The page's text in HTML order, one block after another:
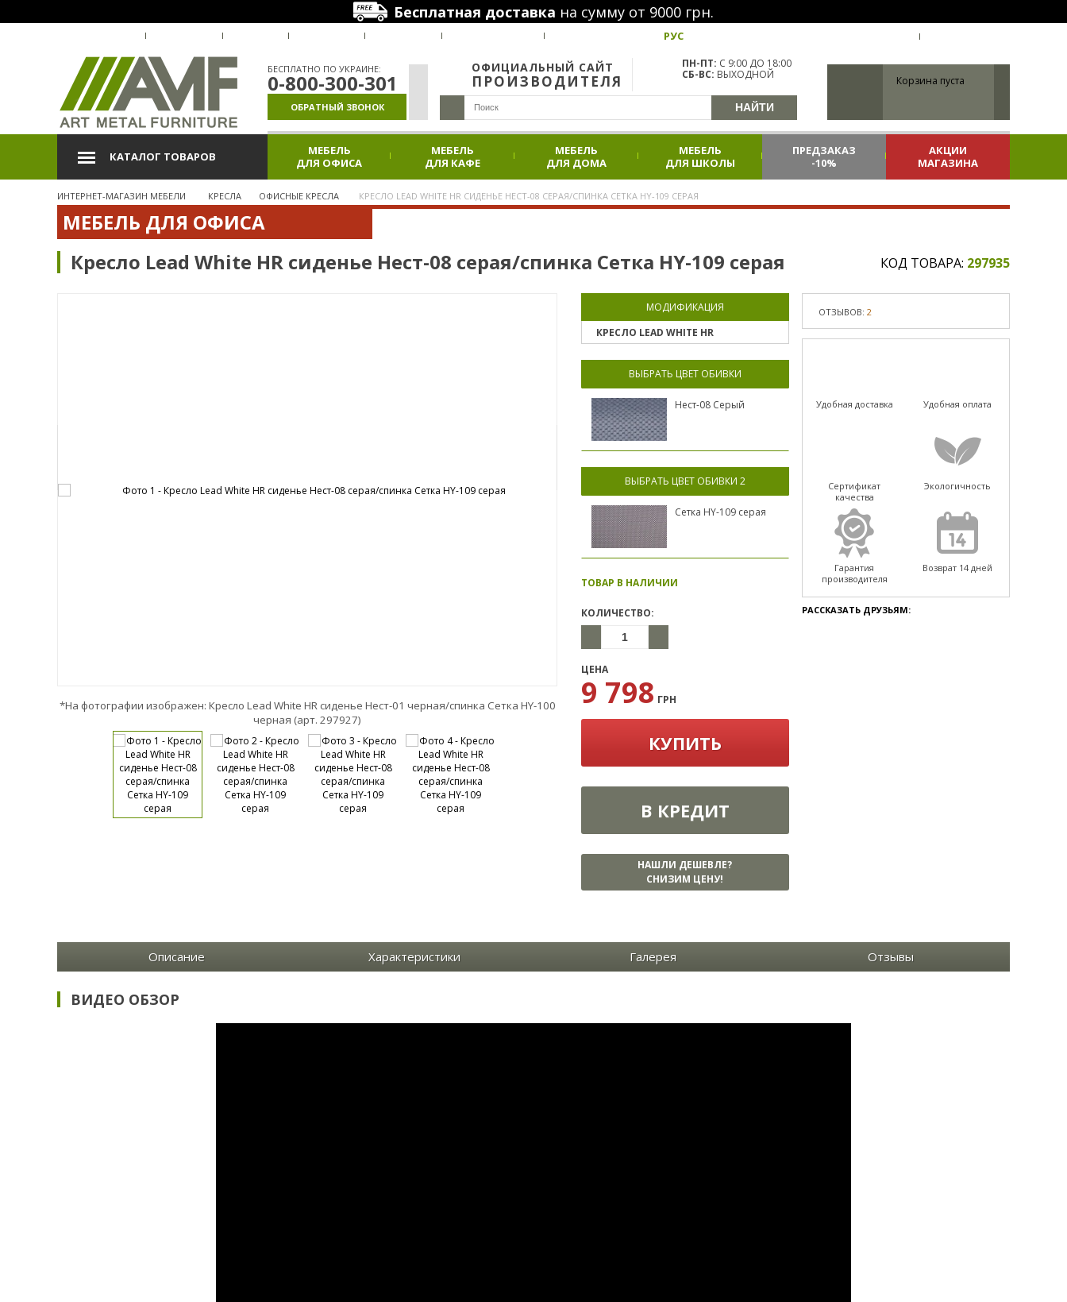
Бесплатная доставка на сумму от 9000 грн.
РУС
БЕСПЛАТНО ПО УКРАИНЕ:
0-800-300-301
ОБРАТНЫЙ ЗВОНОК
ОФИЦИАЛЬНЫЙ САЙТ
ПРОИЗВОДИТЕЛЯ
ПН-ПТ: С 9:00 ДО 18:00
СБ-ВС: ВЫХОДНОЙ Корзина пуста
КАТАЛОГ ТОВАРОВ
МЕБЕЛЬ
ДЛЯ ОФИСА
МЕБЕЛЬ
ДЛЯ КАФЕ
МЕБЕЛЬ
ДЛЯ ДОМА
МЕБЕЛЬ
ДЛЯ ШКОЛЫ
ПРЕДЗАКАЗ
-10%
АКЦИИ
МАГАЗИНА
ИНТЕРНЕТ-МАГАЗИН МЕБЕЛИ КРЕСЛА ОФИСНЫЕ КРЕСЛА КРЕСЛО LEAD WHITE HR СИДЕНЬЕ НЕСТ-08 СЕРАЯ/СПИНКА СЕТКА HY-109 СЕРАЯ
МЕБЕЛЬ ДЛЯ ОФИСА
Кресло Lead White HR сиденье Нест-08 серая/спинка Сетка HY-109 серая
КОД ТОВАРА: 297935
*На фотографии изображен: Кресло Lead White HR сиденье Нест-01 черная/спинка Сетка HY-100
черная (арт. 297927)
МОДИФИКАЦИЯ
КРЕСЛО LEAD WHITE HR
ВЫБРАТЬ ЦВЕТ ОБИВКИ
Нест-08 Серый
ВЫБРАТЬ ЦВЕТ ОБИВКИ 2
Сетка HY-109 серая
ТОВАР В НАЛИЧИИ
КОЛИЧЕСТВО:
ЦЕНА
9 798 ГРН
КУПИТЬ
В КРЕДИТ
НАШЛИ ДЕШЕВЛЕ?
СНИЗИМ ЦЕНУ!
ОТЗЫВОВ:2
Удобная доставка Удобная оплата
Сертификат
качества
Экологичность
Гарантия
производителя
Возврат 14 дней
РАССКАЗАТЬ ДРУЗЬЯМ:
Описание Характеристики Галерея Отзывы
ВИДЕО ОБЗОР